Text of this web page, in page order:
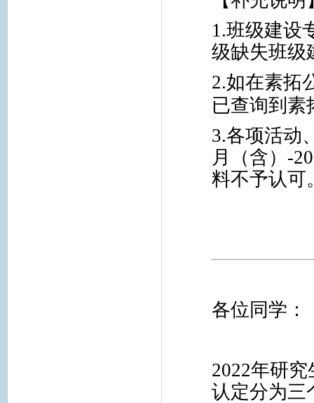
1.班级建设
级缺失班级
2.如在素拓
已查询到素
3.各项活动
月（含）-
料不予认可
各位同学：
2022年研究
认定分为三